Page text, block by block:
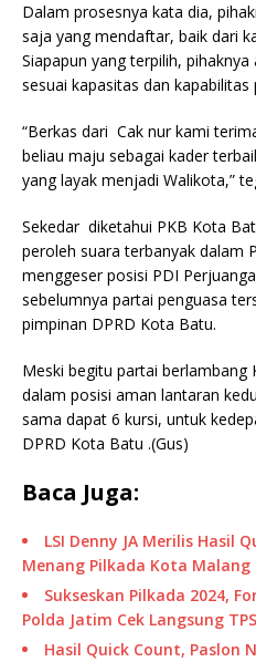
Dalam prosesnya kata dia,
saja yang mendaftar, baik dari
Siapapun yang terpilih,
sesuai kapasitas dan kapabilitas
“Berkas dari Cak nur kami
beliau maju sebagai kader
yang layak menjadi Walikota,”
Sekedar diketahui PKB Kota
peroleh suara terbanyak dalam
menggeser posisi PDI
sebelumnya partai penguasa
pimpinan DPRD Kota Batu.
Meski begitu partai berlambang
dalam posisi aman lantaran
sama dapat 6 kursi, untuk
DPRD Kota Batu .(Gus)
Baca Juga:
LSI Denny JA Merilis Hasil
Menang Pilkada Kota Malang
Sukseskan Pilkada 2024,
Polda Jatim Cek Langsung
Hasil Quick Count, Paslon